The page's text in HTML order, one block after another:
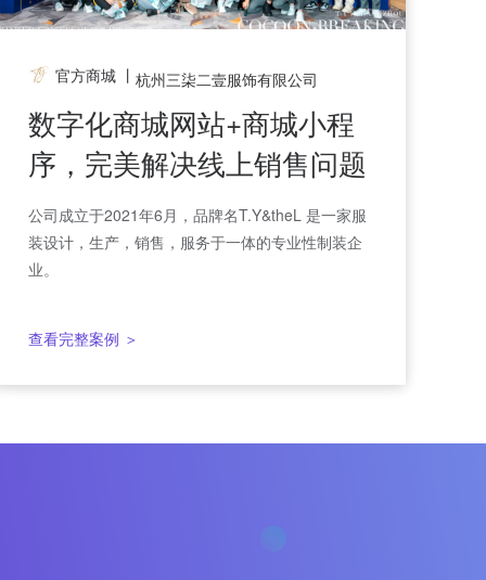
分销商城 丨 上海英雄金笔厂丽水有限公司
官方商城+分销+官网=？英
雄金笔的线上营销秘诀！
英雄金笔将自身的官网和在线商城功能相结合，在
获客的同时还拥有着一套快捷、有效的分销系统。
查看完整案例 ＞
官方商城 丨 杭州三柒二壹服饰有限公司
数字化商城网站+商城小程
序，完美解决线上销售问题
公司成立于2021年6月，品牌名T.Y&theL 是一家服
装设计，生产，销售，服务于一体的专业性制装企
业。
查看完整案例 ＞